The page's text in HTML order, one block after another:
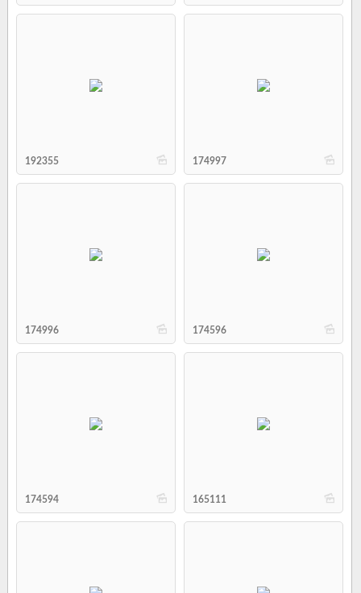
b
192355 b
174997
b
174996 b
174596
b
174594 b
165111